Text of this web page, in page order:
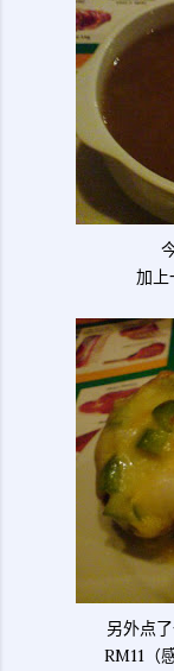
加上
另外点
RM11（